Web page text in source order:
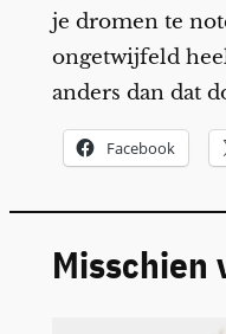
je dromen te
ongetwijfeld
anders dan dat
Facebook
Misschien